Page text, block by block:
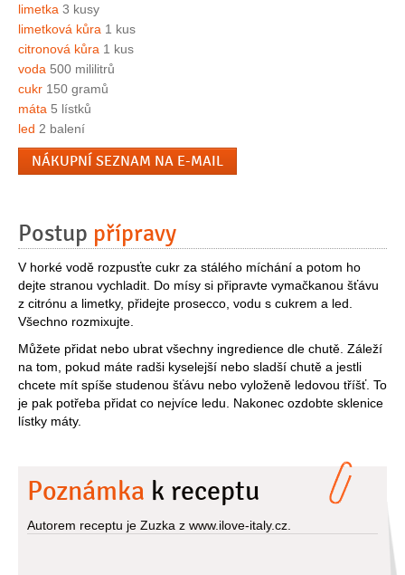
limetka 3 kusy
limetková kůra 1 kus
citronová kůra 1 kus
voda 500 mililitrů
cukr 150 gramů
máta 5 lístků
led 2 balení
NÁKUPNÍ SEZNAM NA E-MAIL
Postup přípravy
V horké vodě rozpusťte cukr za stálého míchání a potom ho
dejte stranou vychladit. Do mísy si připravte vymačkanou šťávu
z citrónu a limetky, přidejte prosecco, vodu s cukrem a led.
Všechno rozmixujte.
Můžete přidat nebo ubrat všechny ingredience dle chutě. Záleží
na tom, pokud máte radši kyselejší nebo sladší chutě a jestli
chcete mít spíše studenou šťávu nebo vyloženě ledovou tříšť. To
je pak potřeba přidat co nejvíce ledu. Nakonec ozdobte sklenice
lístky máty.
Poznámka k receptu
Autorem receptu je Zuzka z www.ilove-italy.cz.